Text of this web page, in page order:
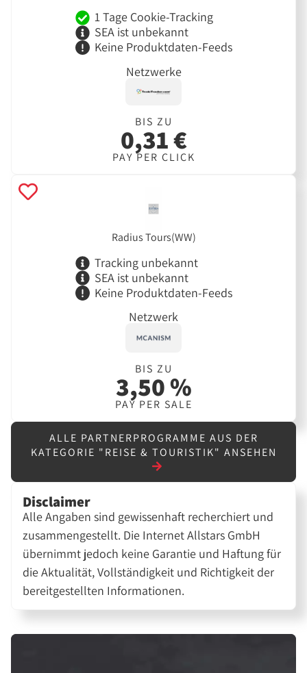
1 Tage Cookie-Tracking
SEA ist unbekannt
Keine Produktdaten-Feeds
Netzwerke
BIS ZU
0,31 €
PAY PER CLICK
Radius Tours(WW)
Tracking unbekannt
SEA ist unbekannt
Keine Produktdaten-Feeds
Netzwerk
BIS ZU
3,50 %
PAY PER SALE
ALLE PARTNERPROGRAMME AUS DER
KATEGORIE "REISE & TOURISTIK" ANSEHEN
Disclaimer
Alle Angaben sind gewissenhaft recherchiert und
zusammengestellt. Die Internet Allstars GmbH
übernimmt jedoch keine Garantie und Haftung für
die Aktualität, Vollständigkeit und Richtigkeit der
bereitgestellten Informationen.